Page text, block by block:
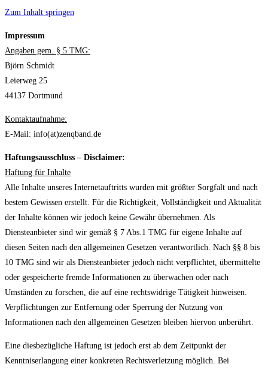
Zum Inhalt springen
Impressum
Angaben gem. § 5 TMG:
Björn Schmidt
Leierweg 25
44137 Dortmund
Kontaktaufnahme:
E-Mail: info(at)zenqband.de
Haftungsausschluss – Disclaimer:
Haftung für Inhalte
Alle Inhalte unseres Internetauftritts wurden mit größter Sorgfalt und nach
bestem Gewissen erstellt. Für die Richtigkeit, Vollständigkeit und Aktualität
der Inhalte können wir jedoch keine Gewähr übernehmen. Als
Diensteanbieter sind wir gemäß § 7 Abs.1 TMG für eigene Inhalte auf
diesen Seiten nach den allgemeinen Gesetzen verantwortlich. Nach §§ 8 bis
10 TMG sind wir als Diensteanbieter jedoch nicht verpflichtet, übermittelte
oder gespeicherte fremde Informationen zu überwachen oder nach
Umständen zu forschen, die auf eine rechtswidrige Tätigkeit hinweisen.
Verpflichtungen zur Entfernung oder Sperrung der Nutzung von
Informationen nach den allgemeinen Gesetzen bleiben hiervon unberührt.
Eine diesbezügliche Haftung ist jedoch erst ab dem Zeitpunkt der
Kenntniserlangung einer konkreten Rechtsverletzung möglich. Bei